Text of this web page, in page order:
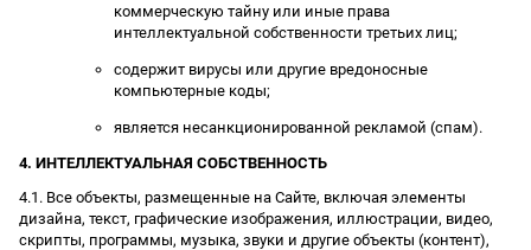
коммерческую тайну или иные права
интеллектуальной собственности третьих лиц;
содержит вирусы или другие вредоносные
компьютерные коды;
является несанкционированной рекламой (спам).
4. ИНТЕЛЛЕКТУАЛЬНАЯ СОБСТВЕННОСТЬ
4.1. Все объекты, размещенные на Сайте, включая элементы
дизайна, текст, графические изображения, иллюстрации, видео,
скрипты, программы, музыка, звуки и другие объекты (контент),